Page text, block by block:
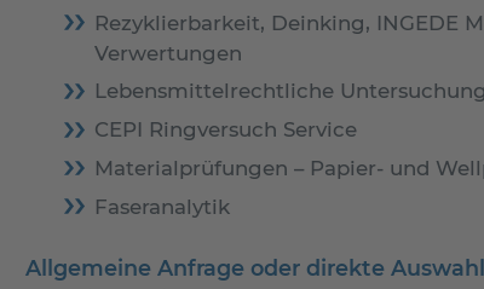
Rezyklierbarkeit, Deinking, INGEDE
Verwertungen
Lebensmittelrechtliche
CEPI Ringversuch Service
Materialprüfungen – Papier- und
Faseranalytik
Allgemeine Anfrage oder direkte